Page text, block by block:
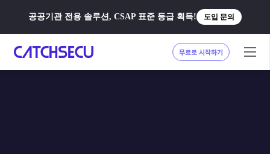
공공기관 전용 솔루션, CSAP 표준 등급 획득! 도입 문의
무료로 시작하기